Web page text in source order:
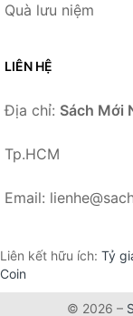
Quà lưu niệm
LIÊN HỆ
Địa chỉ: Sách Mới
Tp.HCM
Email:
Liên kết hữu ích: Tỷ
Coin
© 2026 –